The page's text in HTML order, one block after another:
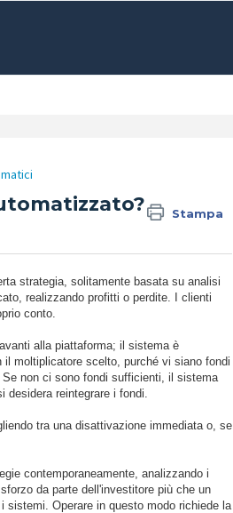
Stampa
strategia, solitamente basata su analisi
realizzando profitti o perdite. I clienti
conto.
alla piattaforma; il sistema è
moltiplicatore scelto, purché vi siano fondi
non ci sono fondi sufficienti, il sistema
reintegrare i fondi.
tra una disattivazione immediata o, se
contemporaneamente, analizzando i
da parte dell'investitore più che un
sistemi. Operare in questo modo richiede la